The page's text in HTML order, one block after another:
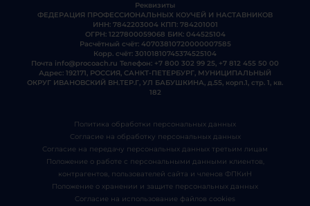
Реквизиты
ФЕДЕРАЦИЯ ПРОФЕССИОНАЛЬНЫХ КОУЧЕЙ И НАСТАВНИКОВ
ИНН: 7842203004 КПП: 784201001
ОГРН: 1227800059068 БИК: 044525104
Расчётный счёт: 40703810720000007585
Корр. счёт: 30101810745374525104
Почта info@procoach.ru Телефон: +7 800 302 99 25, +7 812 455 50 00
Адрес: 192171, РОССИЯ, САНКТ-ПЕТЕРБУРГ, МУНИЦИПАЛЬНЫЙ
ОКРУГ ИВАНОВСКИЙ ВН.ТЕР.Г, УЛ БАБУШКИНА, д.55, корп.1, стр. 1, кв.
182
Политика обработки персональных данных
Согласие на обработку персональных данных
Согласие на передачу персональных данных третьим лицам
Положение о работе с персональными данными клиентов,
контрагентов, пользователей сайта и членов ФПКиН
Положение о хранении и защите персональных данных
Согласие на использование файлов cookies